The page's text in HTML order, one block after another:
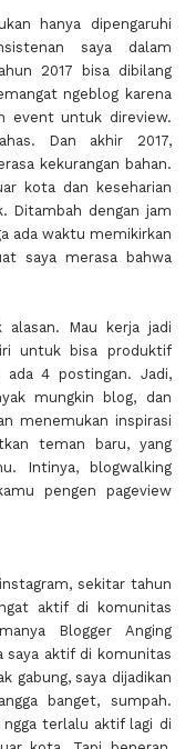
hanya dipengaruhi
saya dalam
2017 bisa dibilang
ngeblog karena
event untuk direview.
Dan akhir 2017,
kekurangan bahan.
kota dan keseharian
Ditambah dengan jam
ada waktu memikirkan
saya merasa bahwa
alasan. Mau kerja jadi
untuk bisa produktif
4 postingan. Jadi,
mungkin blog, dan
menemukan inspirasi
teman baru, yang
Intinya, blogwalking
pengen pageview
sekitar tahun
aktif di komunitas
Blogger Anging
saya aktif di komunitas
gabung, saya dijadikan
banget, sumpah.
terlalu aktif lagi di